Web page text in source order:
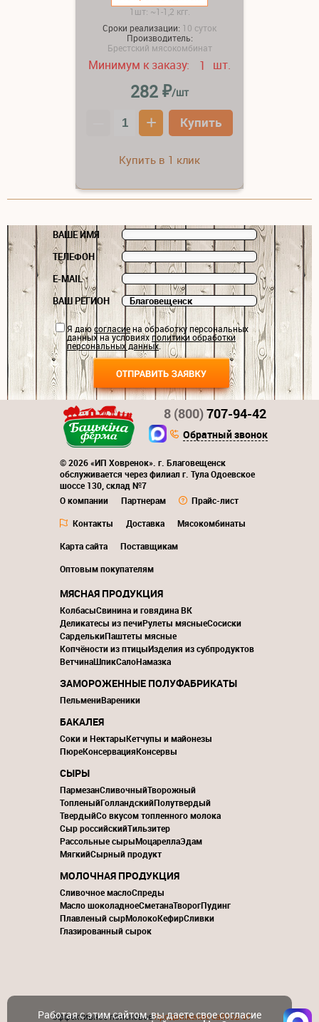
1шт: ~1-1,2 кгг.
Сроки реализации: 10 суток
Производитель:
Брестский мясокомбинат
Минимум к заказу: 1 шт.
282₽/шт
+ Купить
Купить в 1 клик
ВАШЕ ИМЯ
ТЕЛЕФОН
E-MAIL
ВАШ РЕГИОН
Я даюсогласиена обработку персональных
данных на условияхполитики обработки
персональных данных.
© 2026 «ИП Ховренок». г. Благовещенск
обслуживается через филиал г. Тула Одоевское
шоссе 130, склад №7
О компании
Партнерам
Прайс-лист
Контакты
Доставка
Мясокомбинаты
Карта сайта
Поставщикам
Оптовым покупателям
8 (800)707-94-42
Обратный звонок
МЯСНАЯ ПРОДУКЦИЯ
КолбасыСвинина и говядина ВК
Деликатесы из печиРулеты мясныеСосиски
СарделькиПаштеты мясные
Копчёности из птицыИзделия из субпродуктов
ВетчинаШпикСалоНамазка
ЗАМОРОЖЕННЫЕ ПОЛУФАБРИКАТЫ
ПельмениВареники
БАКАЛЕЯ
Соки и НектарыКетчупы и майонезы
ПюреКонсервацияКонсервы
СЫРЫ
ПармезанСливочныйТворожный
ТопленыйГолландскийПолутвердый
ТвердыйСо вкусом топленного молока
Сыр российскийТильзитер
Рассольные сырыМоцареллаЭдам
МягкийСырный продукт
МОЛОЧНАЯ ПРОДУКЦИЯ
Сливочное маслоСпреды
Масло шоколадноеСметанаТворогПудинг
Плавленый сырМолокоКефирСливки
Глазированный сырок
Эффективное поисковоепродвижение сайтов от
Работая с этим сайтом, вы даете свое согласие